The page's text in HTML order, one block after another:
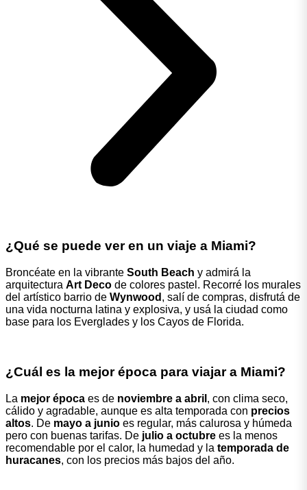
¿Qué se puede ver en un viaje a Miami?
Broncéate en la vibrante South Beach y admirá la
arquitectura Art Deco de colores pastel. Recorré los murales
del artístico barrio de Wynwood , salí de compras, disfrutá de
una vida nocturna latina y explosiva, y usá la ciudad como
base para los Everglades y los Cayos de Florida.
¿Cuál es la mejor época para viajar a Miami?
La mejor época es de noviembre a abril , con clima seco,
cálido y agradable, aunque es alta temporada con precios
altos. De mayo a junio es regular, más calurosa y húmeda
pero con buenas tarifas. De julio a octubre es la menos
recomendable por el calor, la humedad y la temporada de
huracanes, con los precios más bajos del año.